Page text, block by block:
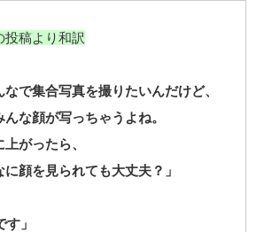
投稿より和訳
で集合写真を撮りたいんだけど、
な顔が写っちゃうよね。
がったら、
顔を見られても大丈夫？」
す」